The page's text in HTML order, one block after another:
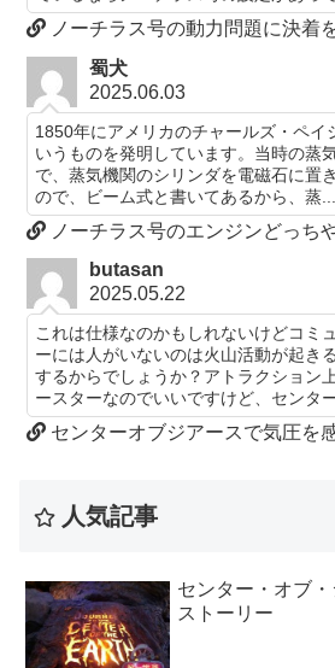
ノーチラス号の動力問題に決着
蜀犬
2025.06.03
1850年にアメリカのチャールズ・ペイ
いうものを発明しています。当時の蒸
で、蒸気機関のシリンダを電磁石に置
ので、ビーム式と書いてあるから、蒸...
ノーチラス号のエンジンどっち
butasan
2025.05.22
これは仕様なのかもしれないけどコミ
ーには人がいないのは火山活動が起き
するからでしょうか？アトラクション
ースターなのでいいですけど、センター
センターオブジアースで気圧を
人気記事
センター・オブ
ストーリー